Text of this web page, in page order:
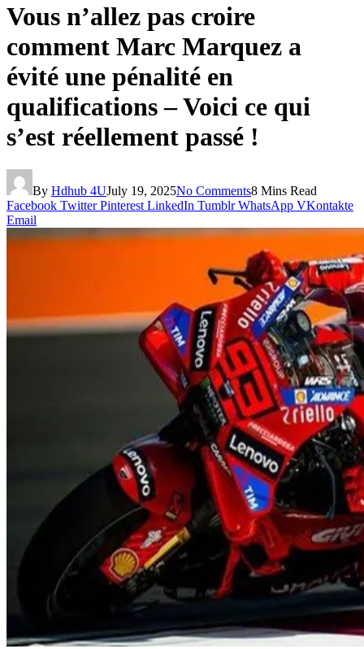
Vous n’allez pas croire
comment Marc Marquez a
évité une pénalité en
qualifications – Voici ce qui
s’est réellement passé !
By Hdhub 4UJuly 19, 2025No Comments8 Mins Read
Facebook Twitter Pinterest LinkedIn Tumblr WhatsApp VKontakte
Email